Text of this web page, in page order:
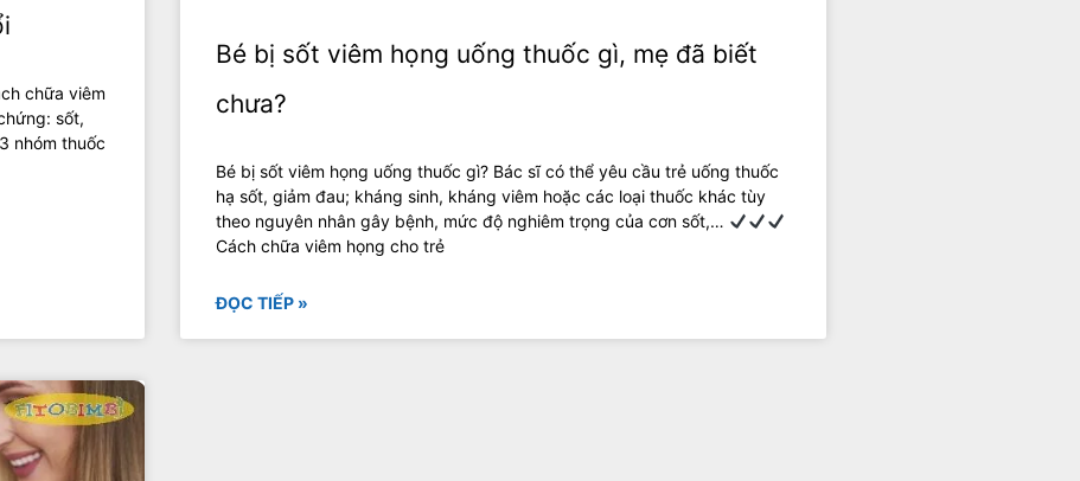
chữa viêm
sốt,
nhóm thuốc
Bé bị sốt viêm họng uống thuốc gì, mẹ đã biết
chưa?
Bé bị sốt viêm họng uống thuốc gì? Bác sĩ có thể yêu cầu trẻ uống thuốc
hạ sốt, giảm đau; kháng sinh, kháng viêm hoặc các loại thuốc khác tùy
theo nguyên nhân gây bệnh, mức độ nghiêm trọng của cơn sốt,…
Cách chữa viêm họng cho trẻ
ĐỌC TIẾP »